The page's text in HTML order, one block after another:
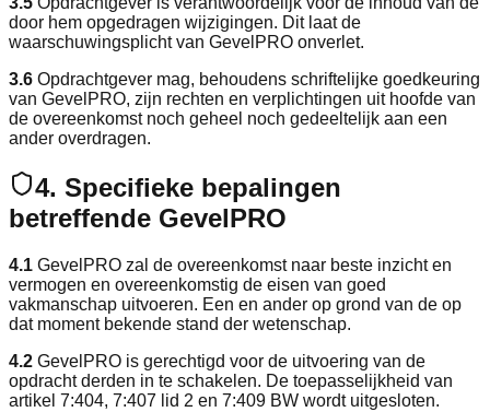
door hem opgedragen wijzigingen. Dit laat de
waarschuwingsplicht van GevelPRO onverlet.
3.6 Opdrachtgever mag, behoudens schriftelijke goedkeuring
van GevelPRO, zijn rechten en verplichtingen uit hoofde van
de overeenkomst noch geheel noch gedeeltelijk aan een
ander overdragen.
4. Specifieke bepalingen
betreffende GevelPRO
4.1 GevelPRO zal de overeenkomst naar beste inzicht en
vermogen en overeenkomstig de eisen van goed
vakmanschap uitvoeren. Een en ander op grond van de op
dat moment bekende stand der wetenschap.
4.2 GevelPRO is gerechtigd voor de uitvoering van de
opdracht derden in te schakelen. De toepasselijkheid van
artikel 7:404, 7:407 lid 2 en 7:409 BW wordt uitgesloten.